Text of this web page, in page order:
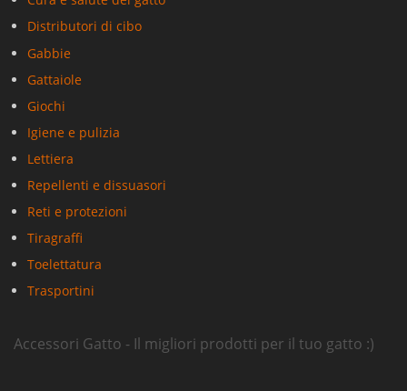
Distributori di cibo
Gabbie
Gattaiole
Giochi
Igiene e pulizia
Lettiera
Repellenti e dissuasori
Reti e protezioni
Tiragraffi
Toelettatura
Trasportini
Accessori Gatto - Il migliori prodotti per il tuo gatto :)